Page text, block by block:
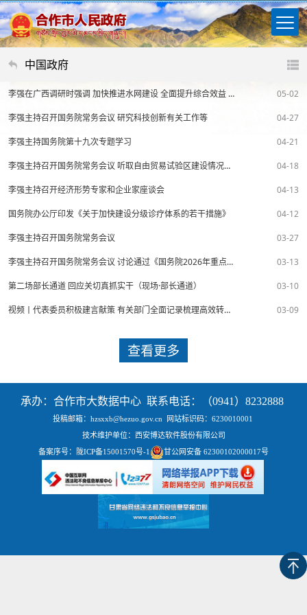
中国政府
李强在广西调研时强调 加快推进水网建设 全面提升综合效益 为经济社会发展提供基础支撑和重要保障 05-02
李强主持召开国务院常务会议 研究科技创新有关工作等 04-27
李强主持国务院第十九次专题学习 04-21
李强主持召开国务院常务会议 听取自由贸易试验区建设情况汇报等 04-18
李强主持召开经济形势专家和企业家座谈会 04-13
国务院办公厅印发《关于加快建设分级诊疗体系的若干措施》 04-12
李强主持召开国务院常务会议 03-27
李强主持召开国务院常务会议 讨论通过《国务院2026年重点工作分工方案》、审议通过《全国农业普查条例（修订草案）》 03-13
第二场部长通道 回应关切真抓实干（现场·部长通道） 03-10
视频丨代表委员积极建言献策 有关部门全面记录梳理高效转办回应 03-09
查看更多
承办：合作市大数据中心 联系电话：（0941）8232888
投稿邮箱：hzsxxb@hezuo.gov.cn
网站标识码：6230010001
技术维护单位：西安博达软件股份有限公司
备案序号：
陇ICP备15001570号-1 甘公网安备 62300102000017号